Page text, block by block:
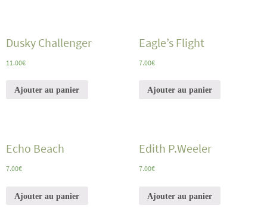
Dusky Challenger
11.00€
Ajouter au panier
Eagle’s Flight
7.00€
Ajouter au panier
Echo Beach
7.00€
Ajouter au panier
Edith P.Weeler
7.00€
Ajouter au panier